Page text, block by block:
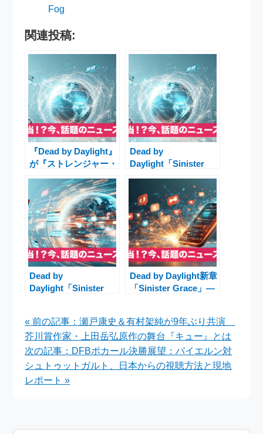
Fog
関連投稿:
『Dead by Daylight』
が『ストレンジャー・
ボを発表！ヴェクナが
キラーとして登場、1
月27日リリース予定
Dead by
Daylight「Sinister
ー‐タイ伝承が描く新
キラーとサバイバー特
集
Dead by
Daylight「Sinister
森に舞い降りる
Dead by Daylight新章
「Sinister Grace」―
参戦の全貌
« 前の記事：瀬戸康史＆有村架純が9年ぶり共演
芥川賞作家・上田岳弘原作の舞台『キュー』とは
次の記事：DFBポカール決勝展望：バイエルン対
シュトゥットガルト、日本からの視聴方法と現地
レポート »